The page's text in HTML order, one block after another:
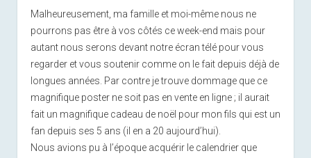
Malheureusement, ma famille et moi-même nous ne
pourrons pas être à vos côtés ce week-end mais pour
autant nous serons devant notre écran télé pour vous
regarder et vous soutenir comme on le fait depuis déjà de
longues années. Par contre je trouve dommage que ce
magnifique poster ne soit pas en vente en ligne ; il aurait
fait un magnifique cadeau de noël pour mon fils qui est un
fan depuis ses 5 ans (il en a 20 aujourd’hui).
Nous avions pu à l’époque acquérir le calendrier que